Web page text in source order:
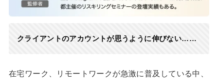
クライアントのアカウントが思うように伸びない……
在宅ワーク、リモートワークが急激に普及している中、